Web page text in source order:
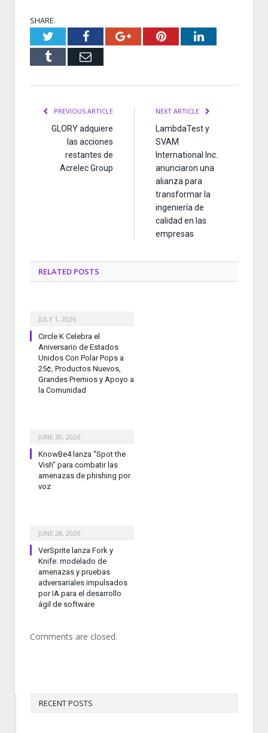
SHARE.
TwitterFacebookGoogle+PinterestLinkedIn
Tumblr Email
PREVIOUS ARTICLE
GLORY adquiere
las acciones
restantes de
Acrelec Group
NEXT ARTICLE
LambdaTest y
SVAM
International Inc.
anunciaron una
alianza para
transformar la
ingeniería de
calidad en las
empresas
RELATED POSTS
JULY 1, 2026
Circle K Celebra el
Aniversario de Estados
Unidos Con Polar Pops a
25¢, Productos Nuevos,
Grandes Premios y Apoyo a
la Comunidad
JUNE 30, 2026
KnowBe4 lanza “Spot the
Vish” para combatir las
amenazas de phishing por
voz
JUNE 28, 2026
VerSprite lanza Fork y
Knife: modelado de
amenazas y pruebas
adversariales impulsados
por IA para el desarrollo
ágil de software
Comments are closed.
RECENT POSTS